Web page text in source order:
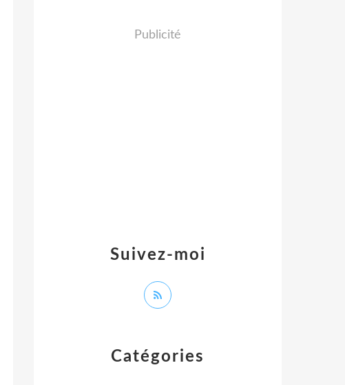
Catégories
Suivez-moi
Publicité